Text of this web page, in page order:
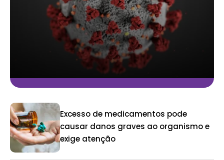
Excesso de medicamentos pode
causar danos graves ao organismo e
exige atenção